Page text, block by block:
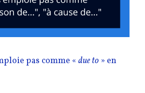
pas comme « due to » en